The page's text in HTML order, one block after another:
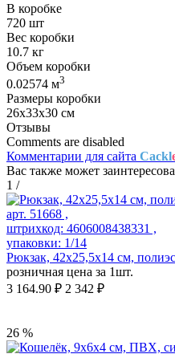
В коробке
720 шт
Вес коробки
10.7 кг
Объем коробки
0.02574 м3
Размеры коробки
26х33х30 см
Отзывы
Comments are disabled
Комментарии для сайта Cackl
Вас также может
1 /
арт. 51668 ,
штрихкод: 4606008438331 ,
упаковки: 1/14
Рюкзак, 42х25,5х14 см,
розничная цена за 1шт.
3 164.90 ₽ 2 342 ₽
26 %